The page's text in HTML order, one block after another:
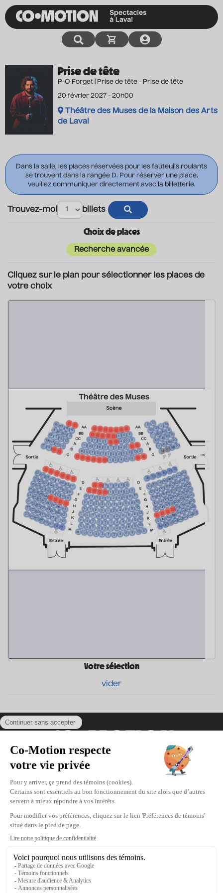
Prise de tête
P-O Forget | Prise de tête - Prise de tête
20 février 2027 - 20h00
Théâtre des Muses de la Maison des Arts
de Laval
Dans la salle, les places réservées pour les fauteuils roulants
se trouvent dans la rangée D. Pour réserver une place,
veuillez communiquer directement avec la billetterie.
Trouvez-moi billets
Choix de places
Recherche avancée
Cliquez sur le plan pour sélectionner les places de
votre choix
Votre sélection
vider
Coordonnées
475, boul. de l’Avenir, Laval, Québec, H7N
5H9
Téléphone : 1-450-667-2040
Courriel :info@co-motion.ca
À propos de Co-Motion
Nous joindre